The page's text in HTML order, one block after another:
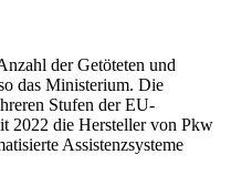
der Getöteten und
das Ministerium. Die
Stufen der EU-
2022 die Hersteller von Pkw
Assistenzsysteme